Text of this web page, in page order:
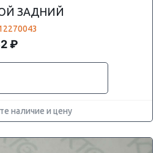
ЗАДНИЙ
₽
наличие и цену